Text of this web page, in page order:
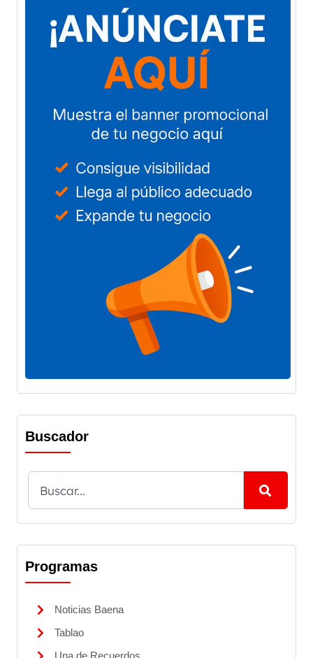
Buscador
Programas
Noticias Baena
Tablao